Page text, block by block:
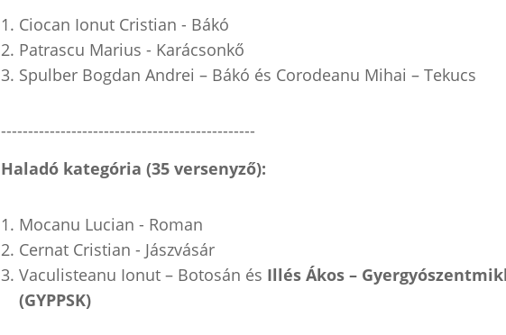
Ciocan Ionut Cristian - Bákó
Patrascu Marius - Karácsonkő
Spulber Bogdan Andrei – Bákó és Corodeanu Mihai – Tekucs
-----------------------------------------------
Haladó kategória (35 versenyző):
Mocanu Lucian - Roman
Cernat Cristian - Jászvásár
Vaculisteanu Ionut – Botosán és Illés Ákos –
(GYPPSK)